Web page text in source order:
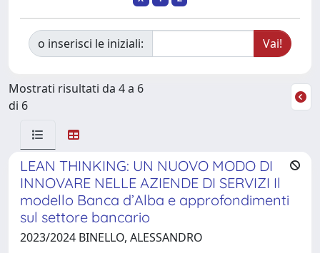
o inserisci le iniziali:
Mostrati risultati da 4 a 6
di 6
LEAN THINKING: UN NUOVO MODO DI
INNOVARE NELLE AZIENDE DI SERVIZI Il
modello Banca d’Alba e approfondimenti
sul settore bancario
2023/2024 BINELLO, ALESSANDRO